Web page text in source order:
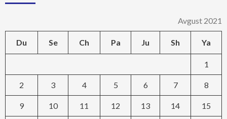
Avgust 2021
Du Se Ch Pa Ju Sh Ya
1
2 3 4 5 6 7 8
9 10 11 12 13 14 15